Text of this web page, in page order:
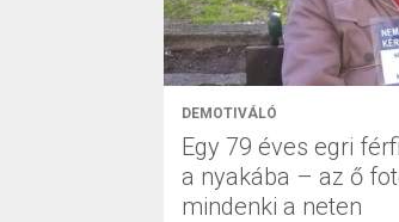
DEMOTIVÁLÓ
Egy 79 éves egri
a nyakába – az ő
mindenki a neten